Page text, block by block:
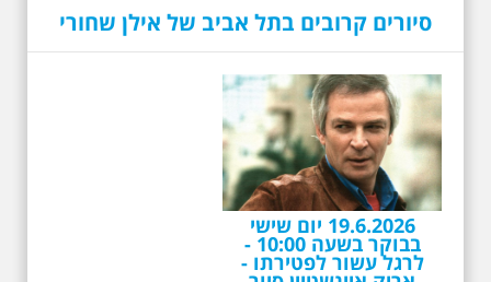
סיורים קרובים בתל אביב של אילן שחורי
19.6.2026 יום שישי
בבוקר בשעה 10:00 -
לרגל עשור לפטירתו -